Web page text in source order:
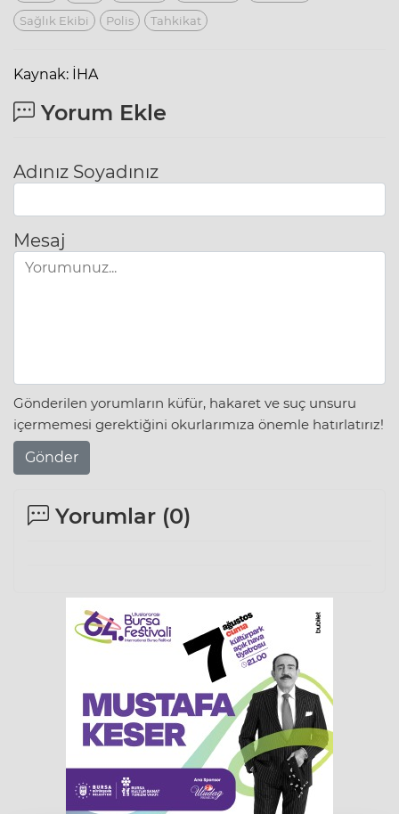
Sağlık Ekibi
Polis Tahkikat
Kaynak: İHA
Yorum Ekle
Adınız Soyadınız
Mesaj
Gönderilen yorumların küfür, hakaret ve suç unsuru
içermemesi gerektiğini okurlarımıza önemle hatırlatırız!
Gönder
Yorumlar (0)